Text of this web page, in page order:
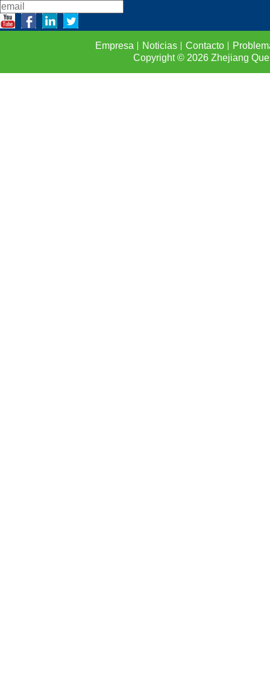
Empresa Noticias Contacto
Copyright © 2026Zhejiang